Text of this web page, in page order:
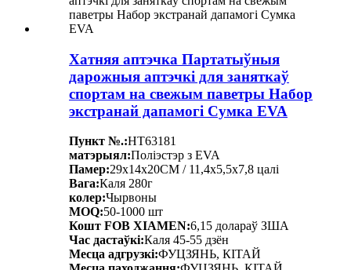
Хатняя аптэчка Партатыўныя
дарожныя аптэчкі для заняткаў
спортам на свежым паветры Набор
экстранай дапамогі Сумка EVA
Пункт №.:HT63181
матэрыял:Поліэстэр з EVA
Памер:29x14x20CM / 11,4x5,5x7,8 цалі
Вага:Каля 280г
колер:Чырвоны
MOQ:50-1000 шт
Кошт FOB XIAMEN:6,15 долараў ЗША
Час дастаўкі:Каля 45-55 дзён
Месца адгрузкі:ФУЦЗЯНЬ, КІТАЙ